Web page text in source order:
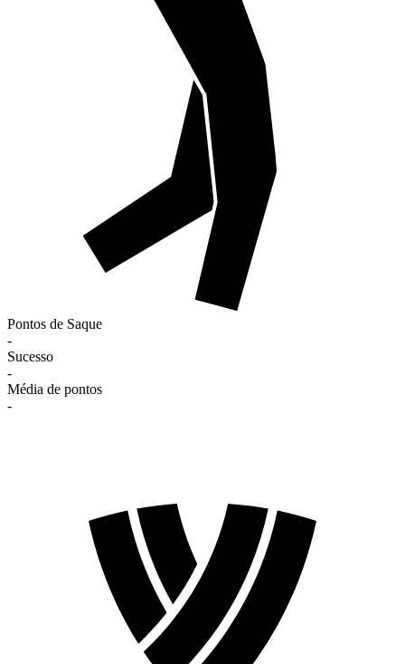
Pontos de Saque
-
Sucesso
-
Média de pontos
-